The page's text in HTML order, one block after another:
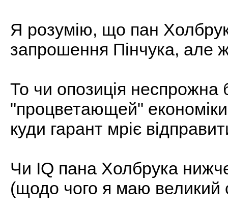
Я розумію, що пан Холбрук
запрошення Пінчука, але ж
То чи опозиція
"процветающей" економіки
куди гарант мріє
Чи IQ пана Холбрука
(щодо чого я маю великий